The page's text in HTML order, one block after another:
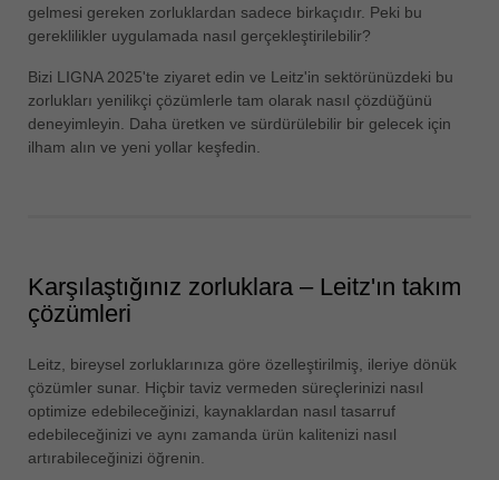
gelmesi gereken zorluklardan sadece birkaçıdır. Peki bu
gereklilikler uygulamada nasıl gerçekleştirilebilir?
Bizi LIGNA 2025'te ziyaret edin ve Leitz'in sektörünüzdeki bu
zorlukları yenilikçi çözümlerle tam olarak nasıl çözdüğünü
deneyimleyin. Daha üretken ve sürdürülebilir bir gelecek için
ilham alın ve yeni yollar keşfedin.
Karşılaştığınız zorluklara – Leitz'ın takım
çözümleri
Leitz, bireysel zorluklarınıza göre özelleştirilmiş, ileriye dönük
çözümler sunar. Hiçbir taviz vermeden süreçlerinizi nasıl
optimize edebileceğinizi, kaynaklardan nasıl tasarruf
edebileceğinizi ve aynı zamanda ürün kalitenizi nasıl
artırabileceğinizi öğrenin.